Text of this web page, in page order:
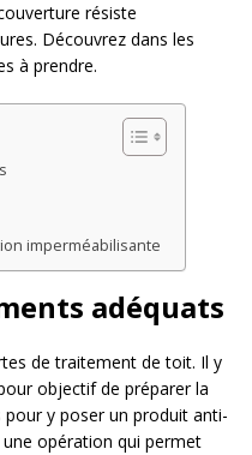
résiste
Découvrez dans les
à prendre.
imperméabilisante
adéquats
de traitement de toit. Il y
objectif de préparer la
pour y poser un produit anti-
opération qui permet